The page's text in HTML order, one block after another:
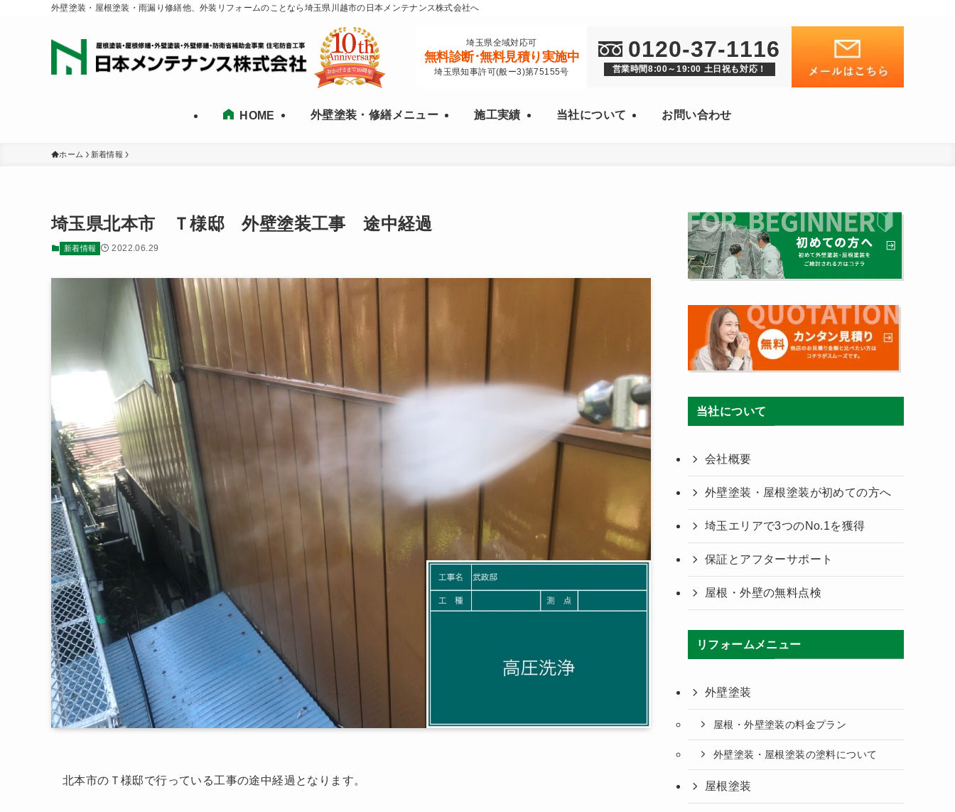
外壁塗装・屋根塗装・雨漏り修繕他、外装リフォームのことなら埼玉県川越市の日本メンテナンス株式会社へ
HOME 外壁塗装・修繕メニュー 施工実績 当社について お問い合わせ
埼玉県全域対応可
無料診断･無料見積り実施中
埼玉県知事許可(般ー3)第75155号
0120-37-1116
営業時間8:00～19:00 土日祝も対応！
ホーム 新着情報
埼玉県北本市 Ｔ様邸 外壁塗装工事 途中経過
新着情報 2022.06.29
北本市のＴ様邸で行っている工事の途中経過となります。
当社について
会社概要
外壁塗装・屋根塗装が初めての方へ
埼玉エリアで3つのNo.1を獲得
保証とアフターサポート
屋根・外壁の無料点検
リフォームメニュー
外壁塗装
屋根・外壁塗装の料金プラン
外壁塗装・屋根塗装の塗料について
屋根塗装